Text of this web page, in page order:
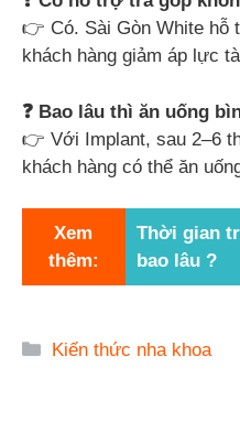
👉 Có. Sài Gòn White hỗ
khách hàng giảm áp lực
❓ Bao lâu thì ăn uống
👉 Với Implant, sau 2–6
khách hàng có thể ăn
Xem
thêm:
Thời gian
bao lâu ?
Danh
Kiến thức nha khoa